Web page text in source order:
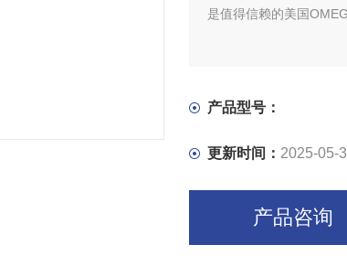
是值得信赖的美国
产品型号：
更新时间： 2025-05-
产品咨询